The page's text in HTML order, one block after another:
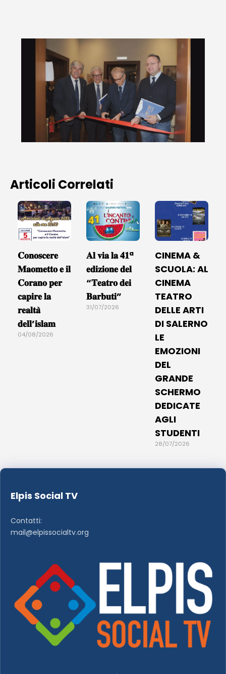
Articoli Correlati
𝐂𝐨𝐧𝐨𝐬𝐜𝐞𝐫𝐞
𝐌𝐚𝐨𝐦𝐞𝐭𝐭𝐨 𝐞 𝐢𝐥
𝐂𝐨𝐫𝐚𝐧𝐨 𝐩𝐞𝐫
𝐜𝐚𝐩𝐢𝐫𝐞 𝐥𝐚
𝐫𝐞𝐚𝐥𝐭𝐚̀
𝐝𝐞𝐥𝐥’𝐢𝐬𝐥𝐚𝐦
04/08/2026
𝐀𝐥 𝐯𝐢𝐚 𝐥𝐚 𝟒𝟏ª
𝐞𝐝𝐢𝐳𝐢𝐨𝐧𝐞 𝐝𝐞𝐥
“𝐓𝐞𝐚𝐭𝐫𝐨 𝐝𝐞𝐢
𝐁𝐚𝐫𝐛𝐮𝐭𝐢”
31/07/2026
CINEMA &
SCUOLA: AL
CINEMA
TEATRO
DELLE ARTI
DI SALERNO
LE
EMOZIONI
DEL
GRANDE
SCHERMO
DEDICATE
AGLI
STUDENTI
28/07/2026
Elpis Social TV
Contatti:
mail@elpissocialtv.org